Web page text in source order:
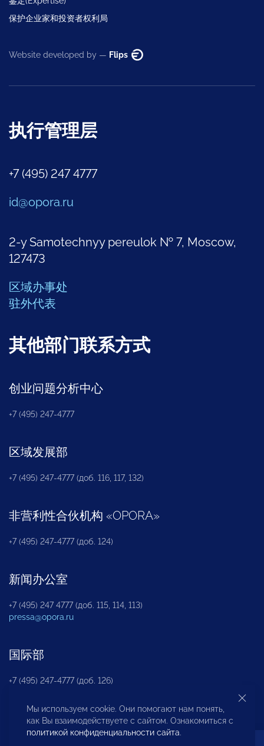
保护企业家和投资者权利局
Website developed by — Flips
执行管理层
+7 (495) 247 4777
id@opora.ru
2-y Samotechnyy pereulok № 7, Moscow,
127473
区域办事处
驻外代表
其他部门联系方式
创业问题分析中心
+7 (495) 247-4777
区域发展部
+7 (495) 247-4777 (доб. 116, 117, 132)
非营利性合伙机构 «OPORA»
+7 (495) 247-4777 (доб. 124)
新闻办公室
+7 (495) 247 4777 (доб. 115, 114, 113)
pressa@opora.ru
国际部
+7 (495) 247-4777 (доб. 126)
商投权益保护部
Мы используем cookie. Они помогают нам понять,
как Вы взаимодействуете с сайтом. Ознакомиться с
политикой конфиденциальности сайта.